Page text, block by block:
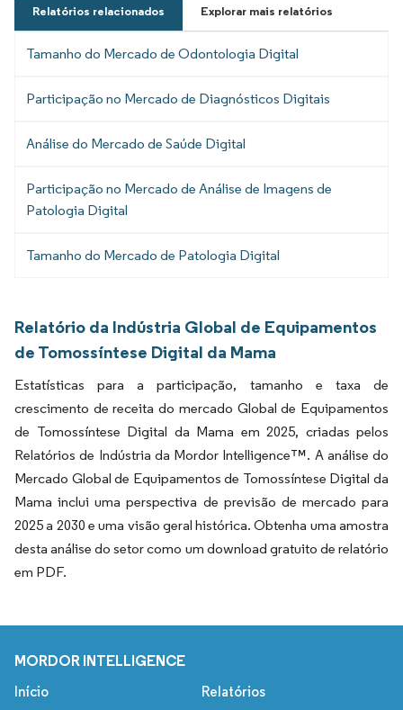
Relatórios relacionados Explorar mais relatórios
Tamanho do Mercado de Odontologia Digital
Participação no Mercado de Diagnósticos Digitais
Análise do Mercado de Saúde Digital
Participação no Mercado de Análise de Imagens de
Patologia Digital
Tamanho do Mercado de Patologia Digital
Relatório da Indústria Global de Equipamentos
de Tomossíntese Digital da Mama
Estatísticas para a participação, tamanho e taxa de
crescimento de receita do mercado Global de Equipamentos
de Tomossíntese Digital da Mama em 2025, criadas pelos
Relatórios de Indústria da Mordor Intelligence™. A análise do
Mercado Global de Equipamentos de Tomossíntese Digital da
Mama inclui uma perspectiva de previsão de mercado para
2025 a 2030 e uma visão geral histórica. Obtenha uma amostra
desta análise do setor como um download gratuito de relatório
em PDF.
MORDOR INTELLIGENCE
Início Relatórios